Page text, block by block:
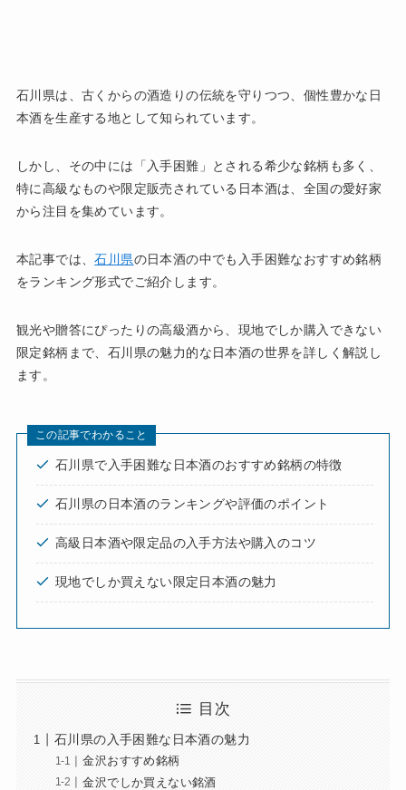
石川県は、古くからの酒造りの伝統を守りつつ、個性豊かな日
本酒を生産する地として知られています。
しかし、その中には「入手困難」とされる希少な銘柄も多く、
特に高級なものや限定販売されている日本酒は、全国の愛好家
から注目を集めています。
本記事では、石川県の日本酒の中でも入手困難なおすすめ銘柄
をランキング形式でご紹介します。
観光や贈答にぴったりの高級酒から、現地でしか購入できない
限定銘柄まで、石川県の魅力的な日本酒の世界を詳しく解説し
ます。
この記事でわかること
石川県で入手困難な日本酒のおすすめ銘柄の特徴
石川県の日本酒のランキングや評価のポイント
高級日本酒や限定品の入手方法や購入のコツ
現地でしか買えない限定日本酒の魅力
目次
石川県の入手困難な日本酒の魅力
金沢おすすめ銘柄
金沢でしか買えない銘酒